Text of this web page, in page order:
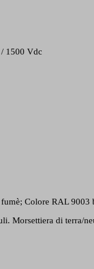
/ 1500 Vdc
Colore RAL 9003
Morsettiera di terra/